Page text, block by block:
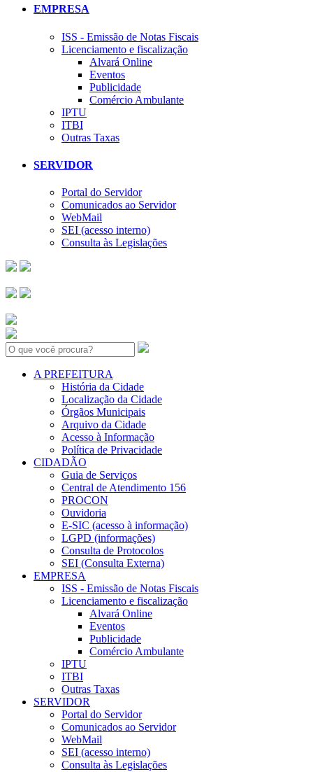
EMPRESA
ISS - Emissão de Notas Fiscais
Licenciamento e fiscalização
Alvará Online
Eventos
Publicidade
Comércio Ambulante
IPTU
ITBI
Outras Taxas
SERVIDOR
Portal do Servidor
Comunicados ao Servidor
WebMail
SEI (acesso interno)
Consulta às Legislações
Search:
A PREFEITURA
História da Cidade
Localização da Cidade
Órgãos Municipais
Arquivo da Cidade
Acesso à Informação
Política de Privacidade
CIDADÃO
Guia de Serviços
Central de Atendimento 156
PROCON
Ouvidoria
E-SIC (acesso à informação)
LGPD (informações)
Consulta de Protocolos
SEI (Consulta Externa)
EMPRESA
ISS - Emissão de Notas Fiscais
Licenciamento e fiscalização
Alvará Online
Eventos
Publicidade
Comércio Ambulante
IPTU
ITBI
Outras Taxas
SERVIDOR
Portal do Servidor
Comunicados ao Servidor
WebMail
SEI (acesso interno)
Consulta às Legislações